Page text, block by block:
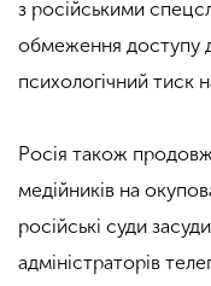
з російськими
обмеження доступу
психологічний тиск
Росія також
медійників на
російські суди
адміністраторів